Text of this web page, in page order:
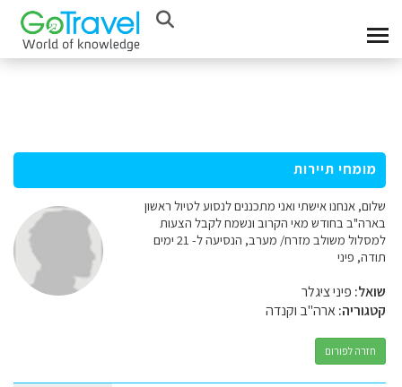
מומחי תיירות
שלום, אנחנו אישתי ואני מתכננים לנסוע לטיול ראשון
בארה"ב בחודש מאי הקרוב ונשמח לקבל הצעות
למסלול משולב מזרח/ מערב, הנסיעה ל- 21 ימים
תודה, פיני
שואל: פיני ציגלר
קטגוריה:ארה"ב וקנדה
חזרה לפורום